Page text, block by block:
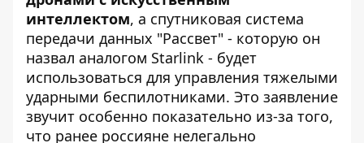
интеллектом, а спутниковая система
передачи данных "Рассвет" - которую он
назвал аналогом Starlink - будет
использоваться для управления тяжелыми
ударными беспилотниками. Это заявление
звучит особенно показательно из-за того,
что ранее россияне нелегально